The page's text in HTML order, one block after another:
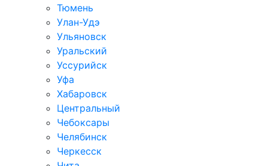
Тюмень
Улан-Удэ
Ульяновск
Уральский
Уссурийск
Уфа
Хабаровск
Центральный
Чебоксары
Челябинск
Черкесск